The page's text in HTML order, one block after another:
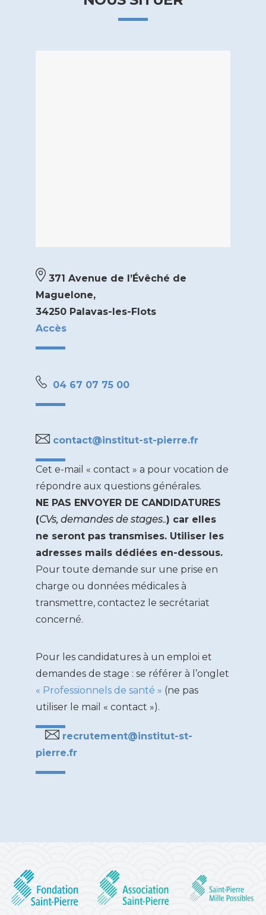
371 Avenue de l’Évêché de
Maguelone,
34250 Palavas-les-Flots
Accès
04 67 07 75 00
contact@institut-st-pierre.fr
Cet e-mail « contact » a pour vocation de
répondre aux questions générales.
NE PAS ENVOYER DE CANDIDATURES
(CVs, demandes de stages..) car elles
ne seront pas transmises. Utiliser les
adresses mails dédiées en-dessous.
Pour toute demande sur une prise en
charge ou données médicales à
transmettre, contactez le secrétariat
concerné.
Pour les candidatures à un emploi et
demandes de stage : se référer à l’onglet
« Professionnels de santé » (ne pas
utiliser le mail « contact »).
recrutement@institut-st-
pierre.fr